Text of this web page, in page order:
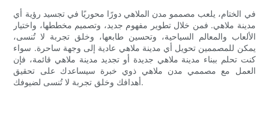
في الختام، يلعب مصممو مدن الملاهي دورًا محوريًا في تجسيد رؤية أي
مدينة ملاهي. فمن خلال تطوير مفهوم جديد، وتصميم مخططها، واختيار
الألعاب والمعالم السياحية، وتحسين طابعها، وخلق تجربة لا تُنسى،
يمكن للمصممين تحويل أي مدينة ملاهي عادية إلى وجهة ساحرة. سواء
كنت تحلم ببناء مدينة ملاهي جديدة أو تجديد مدينة ملاهي قائمة، فإن
العمل مع مصممي مدن ملاهي ذوي خبرة سيساعدك على تحقيق
أهدافك وخلق تجربة لا تُنسى لضيوفك.